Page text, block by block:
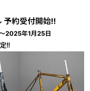
予約受付開始‼︎
2025年1月25日
‼︎